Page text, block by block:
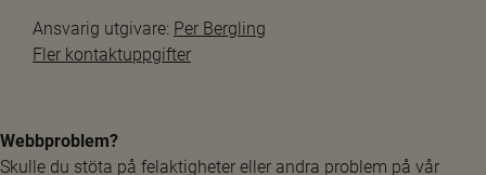
Ansvarig utgivare: Per Bergling
Fler kontaktuppgifter
Webbproblem?
Skulle du stöta på felaktigheter eller andra problem på vår